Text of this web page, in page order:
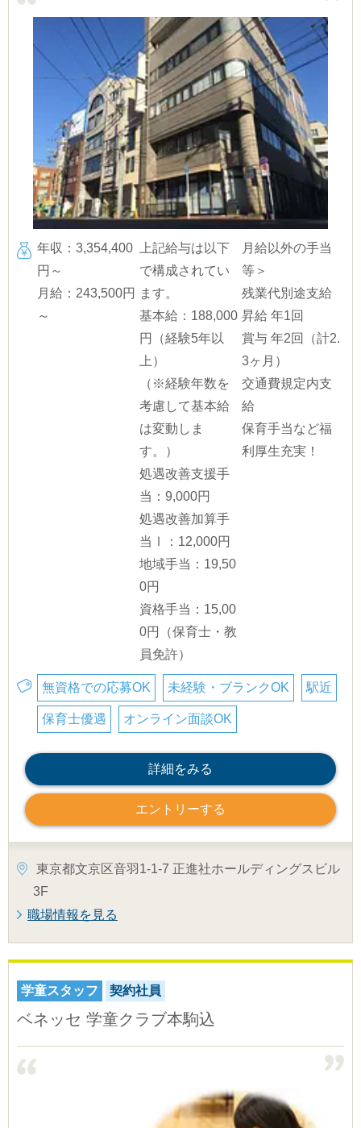
年収：3,354,400
円～
月給：243,500円
～
上記給与は以下
で構成されてい
ます。
基本給：188,000
円（経験5年以
上）
（※経験年数を
考慮して基本給
は変動しま
す。）
処遇改善支援手
当：9,000円
処遇改善加算手
当Ⅰ：12,000円
地域手当：19,50
0円
資格手当：15,00
0円（保育士・教
員免許）
月給以外の手当
等＞
残業代別途支給
昇給 年1回
賞与 年2回（計2.
3ヶ月）
交通費規定内支
給
保育手当など福
利厚生充実！
無資格での応募OK 未経験・ブランクOK 駅近
保育士優遇 オンライン面談OK
詳細をみる
エントリーする
東京都文京区音羽1-1-7 正進社ホールディングスビル
3F
職場情報を見る
学童スタッフ 契約社員
ベネッセ 学童クラブ本駒込